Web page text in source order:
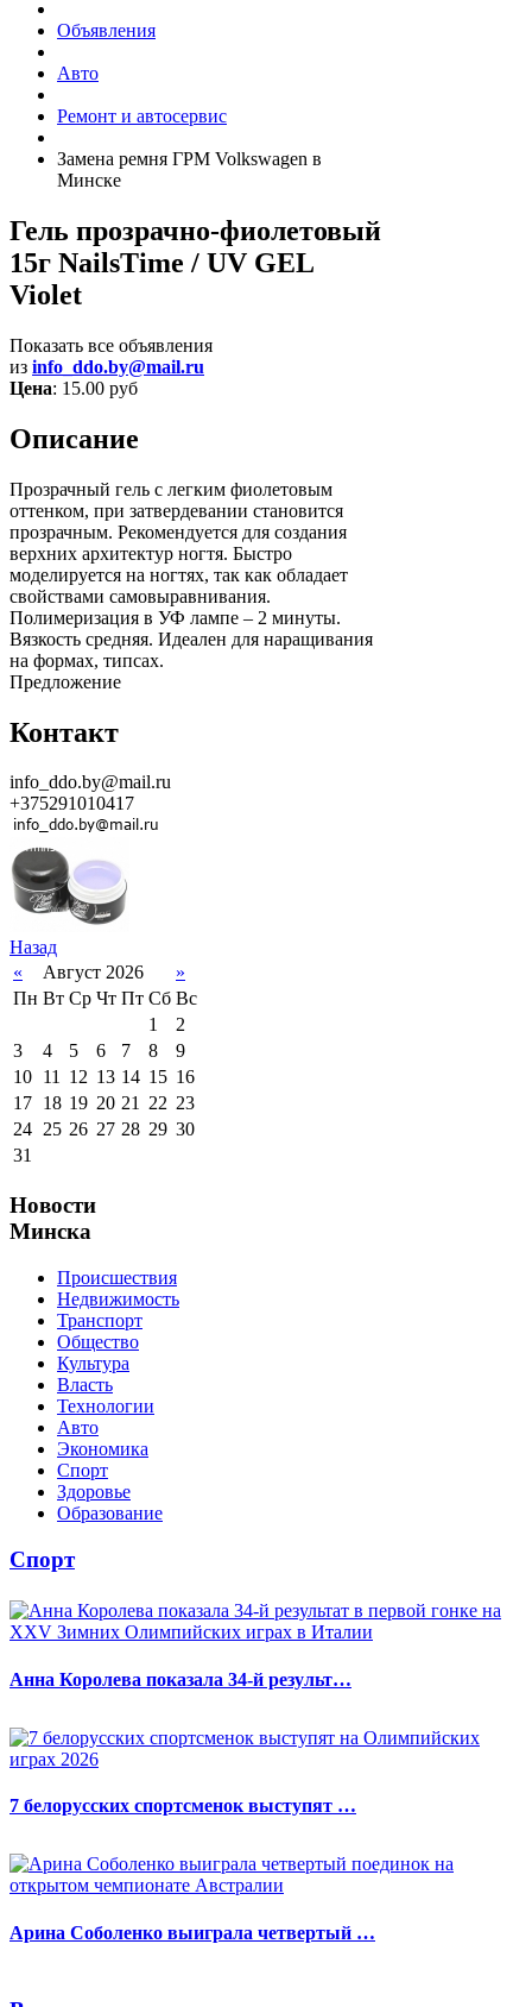
Объявления
Авто
Ремонт и автосервис
Замена ремня ГРМ Volkswagen в
Минске
Гель прозрачно-фиолетовый
15г NailsTime / UV GEL
Violet
Показать все объявления
из info_ddo.by@mail.ru
Цена: 15.00 руб
Описание
Прозрачный гель с легким фиолетовым
оттенком, при затвердевании становится
прозрачным. Рекомендуется для создания
верхних архитектур ногтя. Быстро
моделируется на ногтях, так как обладает
свойствами самовыравнивания.
Полимеризация в УФ лампе – 2 минуты.
Вязкость средняя. Идеален для наращивания
на формах, типсах.
Предложение
Контакт
info_ddo.by@mail.ru
+375291010417
Назад
«
Август 2026
»
Пн Вт Ср Чт Пт Сб Вс
1
2
3
4 5 6 7 8
9
10 11 12 13 14 15 16
17 18 19 20 21 22 23
24 25 26 27 28 29 30
31
Новости
Минска
Происшествия
Недвижимость
Транспорт
Общество
Культура
Власть
Технологии
Авто
Экономика
Спорт
Здоровье
Образование
Спорт
Анна Королева показала 34-й результ…
7 белорусских спортсменок выступят …
Арина Соболенко выиграла четвертый …